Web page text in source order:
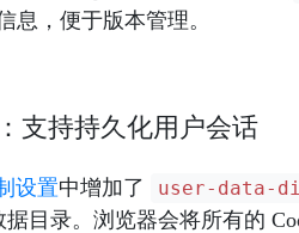
息，便于版本管理。
支持持久化用户会话
设置中增加了 user-data-
目录。浏览器会将所有的